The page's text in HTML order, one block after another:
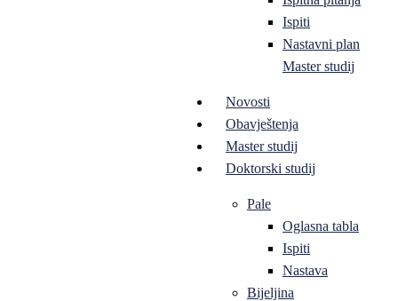
Ispiti
Nastavni plan
Master studij
Novosti
Obavještenja
Master studij
Doktorski studij
Pale
Oglasna tabla
Ispiti
Nastava
Bijeljina